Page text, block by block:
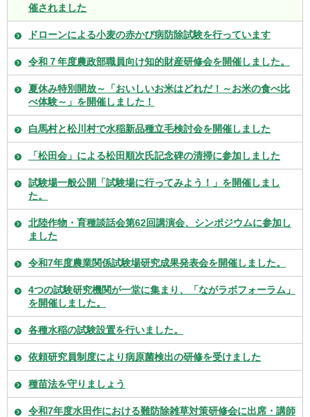
催されました
ドローンによる小麦の赤かび病防除試験を行っています
令和７年度農政部職員向け知的財産研修会を開催しました。
夏休み特別開放～「おいしいお米はどれだ！～お米の食べ比
べ体験～」を開催しました！
白馬村と松川村で水稲新品種立毛検討会を開催しました
「松田会」による松田順次氏記念碑の清掃に参加しました
試験場一般公開「試験場に行ってみよう！」を開催しまし
た。
北陸作物・育種談話会第62回講演会、シンポジウムに参加し
ました
令和7年度農業関係試験場研究成果発表会を開催しました。
4つの試験研究機関が一堂に集まり、「ながラボフォーラム」
を開催しました。
各種水稲の試験設置を行いました。
依頼研究員制度により病原菌検出の研修を受けました
種苗法を守りましょう
令和7年度水田作における難防除雑草対策研修会に出席・講師